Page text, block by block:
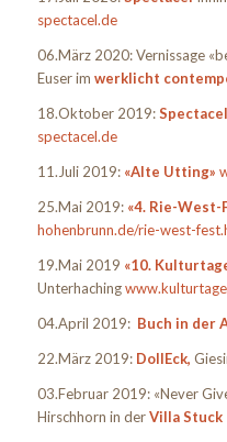
spectacel.de
06.März 2020: Vernissage
Euser im werklicht
18.Oktober 2019:Spectacel
spectacel.de
11.Juli 2019: «Alte Utting»
25.Mai 2019: «4. Rie-West-
hohenbrunn.de/rie-west-
19.Mai 2019 «10.
Unterhaching
04.April 2019: Buch in der
22.März 2019: DollEck,
03.Februar 2019: «Never
Hirschhorn in derVilla Stuck